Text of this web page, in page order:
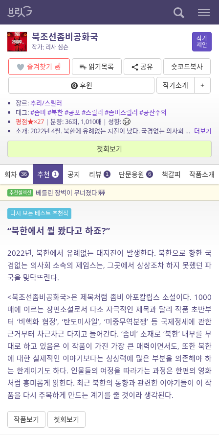
북조선좀비공화국
작가: 리사 심슨
작가
제안
즐겨찾기 읽기목록 공유
숏코드복사
후원
작가소개 +
장르:추리/스릴러
태그:#좀비 #북한#공포#스릴러 #좀비스릴러 #공산주의
평점
×27| 분량: 36회, 1,010매 | 성향:
소개: 2022년 4월. 북한에 유례없는 지진이 났다. 국경없는 의사회 소속의 제임스는 지진에 피해 입은 북한 주민들을 돕고자 북한을 방문한다. 그런데 이곳에서 만난 환자들의 상태가 심상... 더보기
첫회보기
회차 36 추천 1 공지 리뷰 1 단문응원 6 책갈피 작품소개
추천셀렉션 베를린 장벽이 무너졌다!🚧
다시 보는 베스트 추천작
“북한에서 뭘 봤다고 하죠?”
2022년, 북한에서 유례없는 대지진이 발생한다. 북한으로 향한 국
경없는 의사회 소속의 제임스는, 그곳에서 상상조차 하지 못했던 파
국을 맞닥뜨린다.
<북조선좀비공화국>은 제목처럼 좀비 아포칼립스 소설이다. 1000
매에 이르는 장편소설로서 다소 자극적인 제목과 달리 작품 초반부
터 ‘비핵화 협정’, ‘탄도미사일’, ‘미중무역분쟁’ 등 국제정세에 관한
근거부터 차근차근 다지고 들어간다. ‘좀비’ 소재로 ‘북한’ 내부를 무
대로 하고 있음은 이 작품이 가진 가장 큰 매력이면서도, 또한 북한
에 대한 실제적인 이야기보다는 상상력에 많은 부분을 의존해야 하
는 한계이기도 하다. 인물들의 여정을 따라가는 과정은 한편의 영화
처럼 흥미롭게 읽힌다. 최근 북한의 동향과 관련한 이야기들이 이 작
품을 다시 주목하게 만드는 계기를 줄 것이라 생각된다.
작품보기 첫회보기